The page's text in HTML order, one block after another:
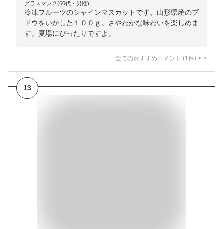
グラスマン２(60代・男性)
冷凍フルーツのシャインマスカットです。山形県産のブ
ドウをいかした１００ｇ。さやわかな味わいを楽しめま
す。夏場にぴったりですよ。
全てのおすすめコメント (1 件) >
13